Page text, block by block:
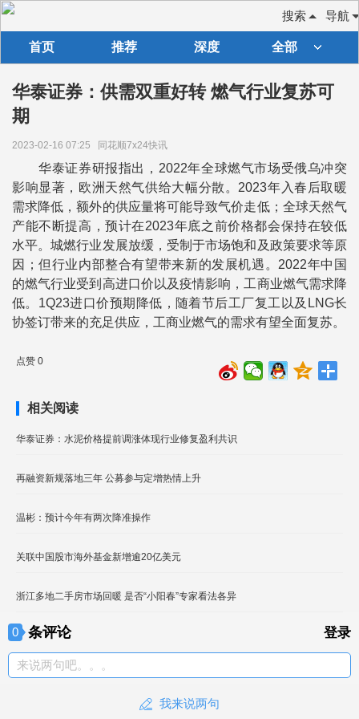
导航
搜索
首页 推荐 深度 全部
华泰证券：供需双重好转 燃气行业复苏可
期
2023-02-16 07:25 同花顺7x24快讯
华泰证券研报指出，2022年全球燃气市场受俄乌冲突
影响显著，欧洲天然气供给大幅分散。2023年入春后取暖
需求降低，额外的供应量将可能导致气价走低；全球天然气
产能不断提高，预计在2023年底之前价格都会保持在较低
水平。城燃行业发展放缓，受制于市场饱和及政策要求等原
因；但行业内部整合有望带来新的发展机遇。2022年中国
的燃气行业受到高进口价以及疫情影响，工商业燃气需求降
低。1Q23进口价预期降低，随着节后工厂复工以及LNG长
协签订带来的充足供应，工商业燃气的需求有望全面复苏。
点赞 0
相关阅读
华泰证券：水泥价格提前调涨体现行业修复盈利共识
再融资新规落地三年 公募参与定增热情上升
温彬：预计今年有两次降准操作
关联中国股市海外基金新增逾20亿美元
浙江多地二手房市场回暖 是否“小阳春”专家看法各异
0 条评论 登录
来说两句吧。。。
我来说两句